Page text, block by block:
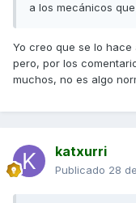
a los mecánicos
Yo creo que se lo
pero, por los
muchos, no es algo
katxurri
Publicado 28